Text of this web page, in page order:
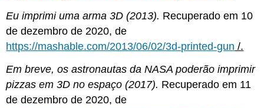
Eu imprimi uma arma 3D (2013). Recuperado em 10
de dezembro de 2020, de
https://mashable.com/2013/06/02/3d-printed-gun /.
Em breve, os astronautas da NASA poderão imprimir
pizzas em 3D no espaço (2017). Recuperado em 11
de dezembro de 2020, de